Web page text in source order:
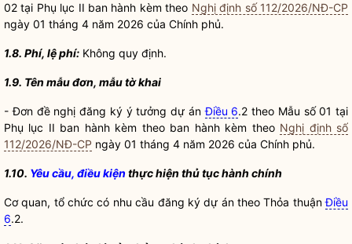
02 tại Phụ lục II ban hành kèm theo Nghị định số 112/2026/NĐ-CP
ngày 01 tháng 4 năm 2026 của Chính phủ.
1.8. Phí, lệ phí: Không quy định.
1.9. Tên mẫu đơn, mẫu tờ khai
- Đơn đề nghị đăng ký ý tưởng dự ánĐiều 6.2 theo Mẫu số 01 tại
Phụ lục II ban hành kèm theo ban hành kèm theo Nghị định số
112/2026/NĐ-CP ngày 01 tháng 4 năm 2026 của Chính phủ.
1.10. Yêu cầu, điều kiện thực hiện thủ tục hành chính
Cơ quan, tổ chức có nhu cầu đăng ký dự án theo Thỏa thuậnĐiều
6.2.